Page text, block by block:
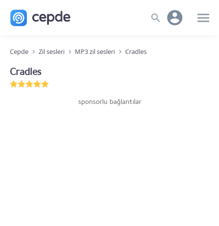
Cepde Zil sesleri MP3 zil sesleri Cradles
Cradles
sponsorlu bağlantılar